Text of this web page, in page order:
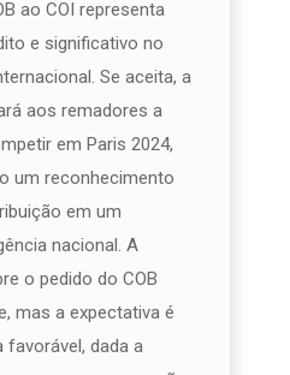
ao COI representa
e significativo no
Se aceita, a
aos remadores a
em Paris 2024,
um reconhecimento
em um
nacional. A
o pedido do COB
mas a expectativa é
favorável, dada a